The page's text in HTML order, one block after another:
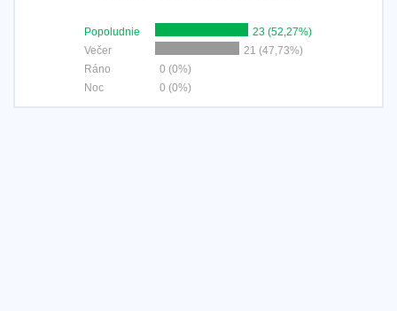
Popoludnie
23 (52,27%)
Večer
21 (47,73%)
Ráno
0 (0%)
Noc
0 (0%)